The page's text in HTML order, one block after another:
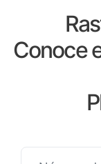
Conoce